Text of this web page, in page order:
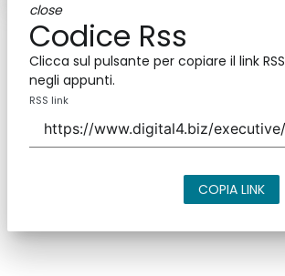
close
Codice Rss
Clicca sul pulsante per copiare il link RSS
negli appunti.
RSS link
COPIA LINK